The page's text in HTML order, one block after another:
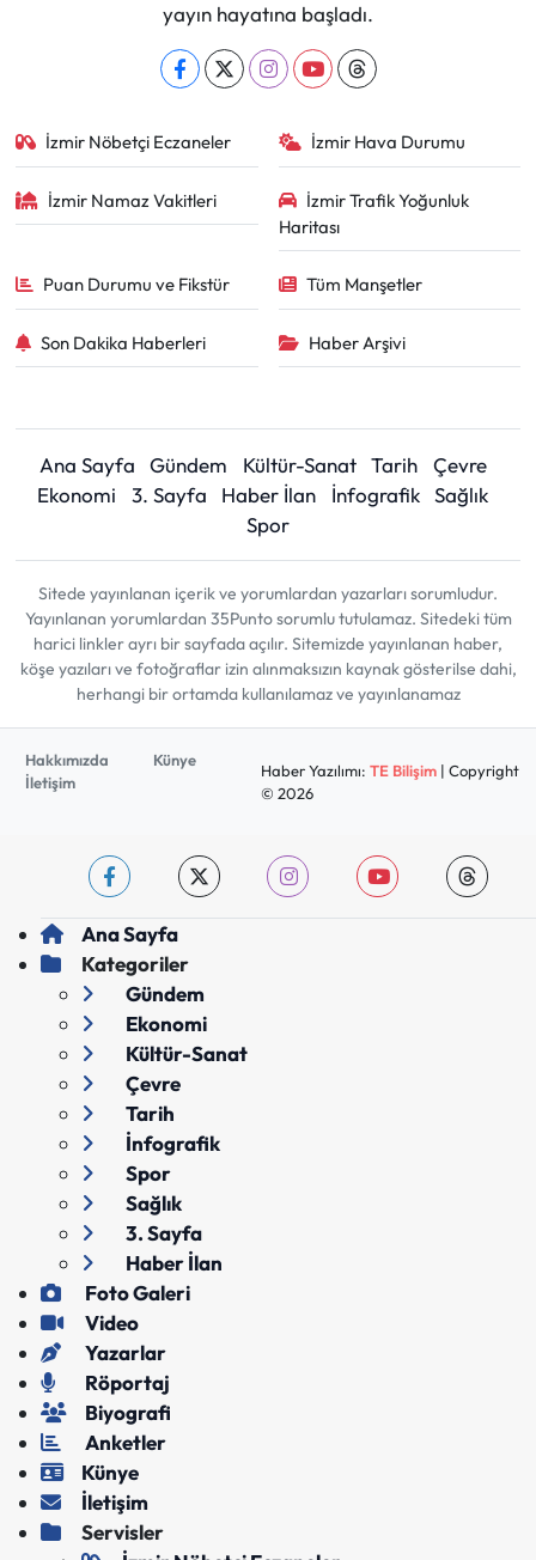
yayın hayatına başladı.
İzmir Nöbetçi Eczaneler İzmir Hava Durumu
İzmir Namaz Vakitleri
İzmir Trafik Yoğunluk
Haritası
Puan Durumu ve Fikstür Tüm Manşetler
Son Dakika Haberleri Haber Arşivi
Ana Sayfa Gündem Kültür-Sanat Tarih
Çevre
Ekonomi
3. Sayfa Haber İlan İnfografik Sağlık
Spor
Sitede yayınlanan içerik ve yorumlardan yazarları sorumludur.
Yayınlanan yorumlardan 35Punto sorumlu tutulamaz. Sitedeki tüm
harici linkler ayrı bir sayfada açılır. Sitemizde yayınlanan haber,
köşe yazıları ve fotoğraflar izin alınmaksızın kaynak gösterilse dahi,
herhangi bir ortamda kullanılamaz ve yayınlanamaz
Hakkımızda
Künye
İletişim
Haber Yazılımı: TE Bilişim| Copyright
© 2026
Ana Sayfa
Kategoriler
Gündem
Ekonomi
Kültür-Sanat
Çevre
Tarih
İnfografik
Spor
Sağlık
3. Sayfa
Haber İlan
Foto Galeri
Video
Yazarlar
Röportaj
Biyografi
Anketler
Künye
İletişim
Servisler